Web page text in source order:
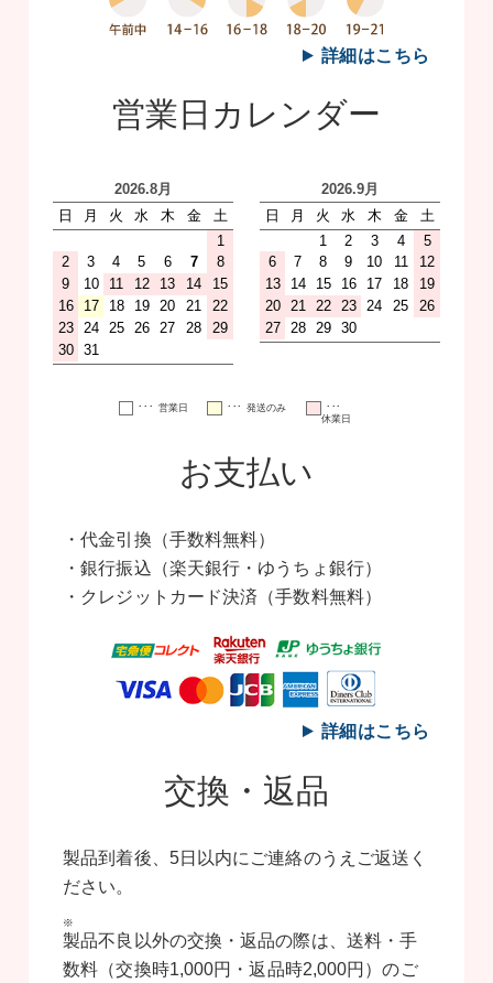
詳細はこちら
営業日カレンダー
･･･ 営業日 ･･･ 発送のみ
･･･
休業日
お支払い
・代金引換（手数料無料）
・銀行振込（楽天銀行・ゆうちょ銀行）
・クレジットカード決済（手数料無料）
詳細はこちら
交換・返品
製品到着後、5日以内にご連絡のうえご返送く
ださい。
製品不良以外の交換・返品の際は、送料・手
数料（交換時1,000円・返品時2,000円）のご